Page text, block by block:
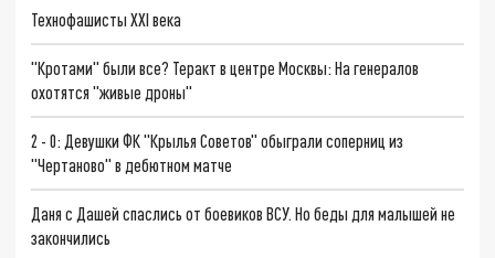
Технофашисты XXI века
"Кротами" были все? Теракт в центре Москвы: На генералов
охотятся "живые дроны"
2 - 0: Девушки ФК "Крылья Советов" обыграли соперниц из
"Чертаново" в дебютном матче
Даня с Дашей спаслись от боевиков ВСУ. Но беды для малышей не
закончились